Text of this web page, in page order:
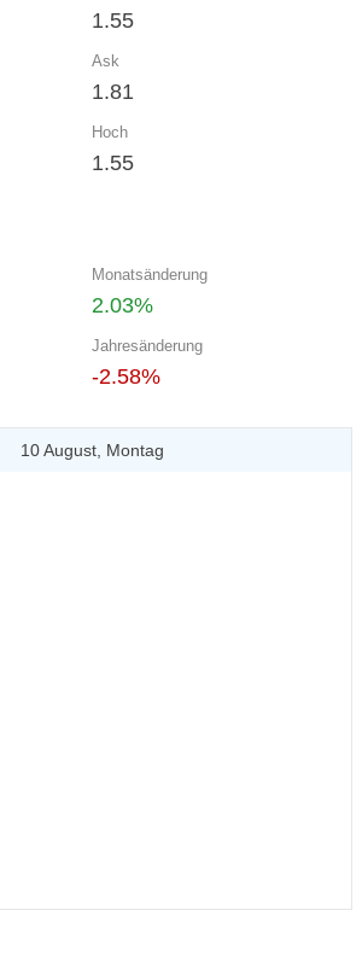
1.55
Ask
1.81
Hoch
1.55
Monatsänderung
2.03%
Jahresänderung
-2.58%
10 August, Montag